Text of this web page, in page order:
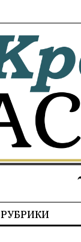
РУБРИКИ